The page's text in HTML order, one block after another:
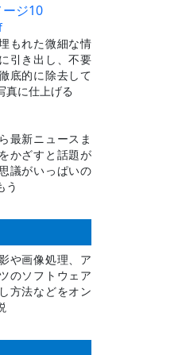
ジ10
もれた微細な情
引き出し、不要
底的に除去して
真に仕上げる
最新ニュースま
かざすと話題が
議がいっぱいの
う
や画像処理、ア
のソフトウェア
方法などをオン